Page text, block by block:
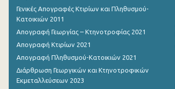
Γενικές Απογραφές Κτιρίων και Πληθυσμού-
Κατοικιών 2011
Απογραφή Γεωργίας – Κτηνοτροφίας 2021
Απογραφή Κτιρίων 2021
Απογραφή Πληθυσμού-Κατοικιών 2021
Διάρθρωση Γεωργικών και Κτηνοτροφικών
Εκμεταλλεύσεων 2023